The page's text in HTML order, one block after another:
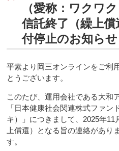
（愛称：ワクワ
信託終了（繰上
付停止のお知らせ
平素より岡三オンラインをご利
とうございます。
このたび、運用会社である大和
「日本健康社会関連株式ファン
キ）」につきまして、2025年
上償還）となる旨の連絡があり
す。